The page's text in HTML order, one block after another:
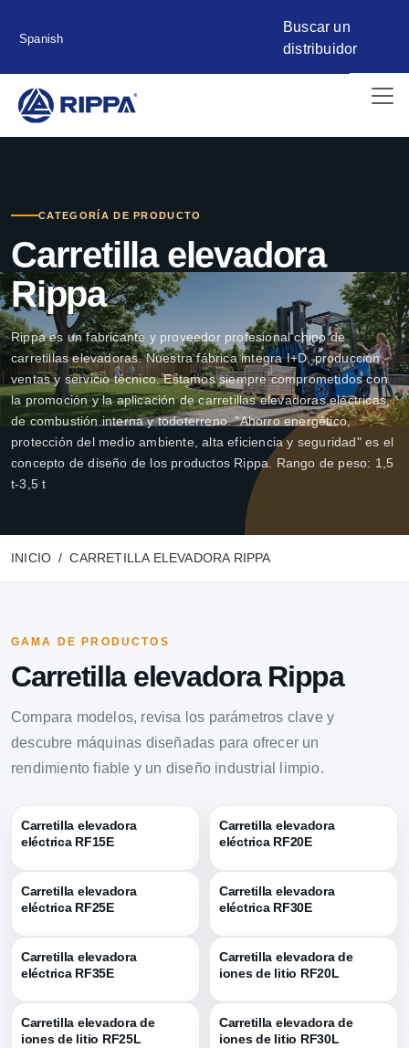
Spanish
Buscar un
distribuidor
CATEGORÍA DE PRODUCTO
Carretilla elevadora
Rippa
Rippa es un fabricante y proveedor profesional chino de
carretillas elevadoras. Nuestra fábrica integra I+D, producción,
ventas y servicio técnico. Estamos siempre comprometidos con
la promoción y la aplicación de carretillas elevadoras eléctricas,
de combustión interna y todoterreno. "Ahorro energético,
protección del medio ambiente, alta eficiencia y seguridad" es el
concepto de diseño de los productos Rippa. Rango de peso: 1,5
t-3,5 t
INICIO CARRETILLA ELEVADORA RIPPA
GAMA DE PRODUCTOS
Carretilla elevadora Rippa
Compara modelos, revisa los parámetros clave y
descubre máquinas diseñadas para ofrecer un
rendimiento fiable y un diseño industrial limpio.
Carretilla elevadora
eléctrica RF15E
Carretilla elevadora
eléctrica RF20E
Carretilla elevadora
eléctrica RF25E
Carretilla elevadora
eléctrica RF30E
Carretilla elevadora
eléctrica RF35E
Carretilla elevadora de
iones de litio RF20L
Carretilla elevadora de
iones de litio RF25L
Carretilla elevadora de
iones de litio RF30L